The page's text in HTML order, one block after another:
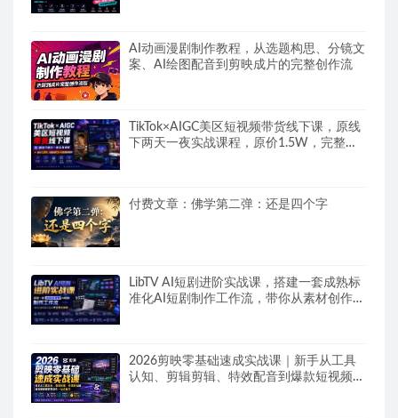
AI动画漫剧制作教程，从选题构思、分镜文
案、AI绘图配音到剪映成片的完整创作流
TikTok×AIGC美区短视频带货线下课，原线
下两天一夜实战课程，原价1.5W，完整收
付费文章：佛学第二弹：还是四个字
LibTV AI短剧进阶实战课，搭建一套成熟标
准化AI短剧制作工作流，带你从素材创作走
2026剪映零基础速成实战课｜新手从工具
认知、剪辑剪辑、特效配音到爆款短视频完